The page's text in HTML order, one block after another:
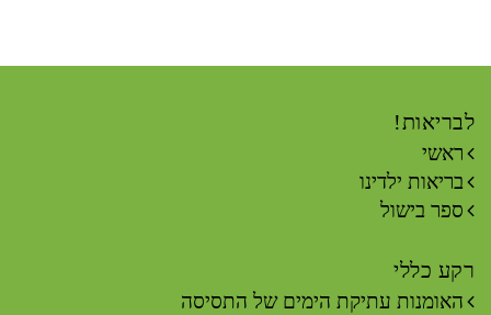
לבריאות!
ראשי
בריאות ילדינו
ספר בישול
רקע כללי
האומנות עתיקת הימים של התסיסה